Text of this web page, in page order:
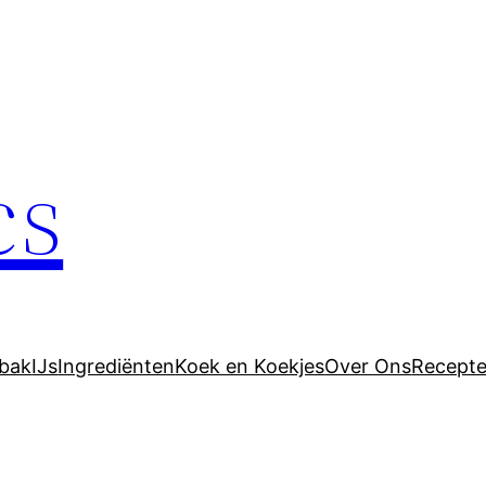
IJsIngrediëntenKoek en KoekjesOver Ons